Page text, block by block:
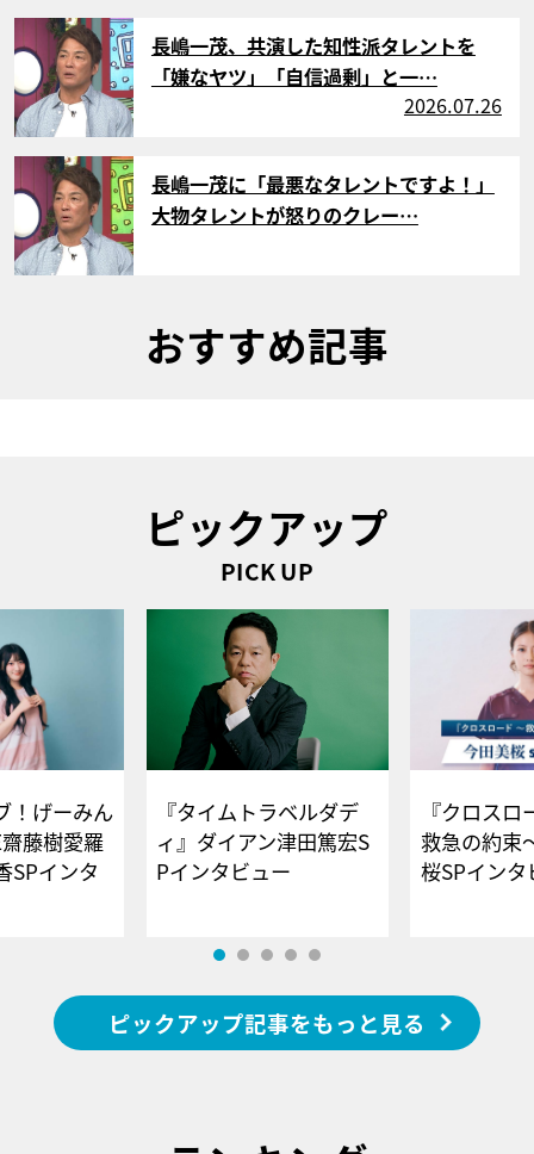
サムネイル
長嶋一茂、共演した知性派タレントを
「嫌なヤツ」「自信過剰」と一…
2026.07.26
サムネイル
長嶋一茂に「最悪なタレントですよ！」
大物タレントが怒りのクレー…
おすすめ記事
ピックアップ
PICK UP
！げーみん
藤樹愛羅
SPインタ
『タイムトラベルダデ
ィ』ダイアン津田篤宏S
Pインタビュー
『クロス
救急の約束
桜SPイ
ピックアップ記事をもっと見る